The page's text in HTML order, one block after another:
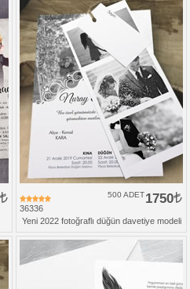
36336
1750
500 ADET
Yeni 2022 fotoğraflı düğün davetiye modeli